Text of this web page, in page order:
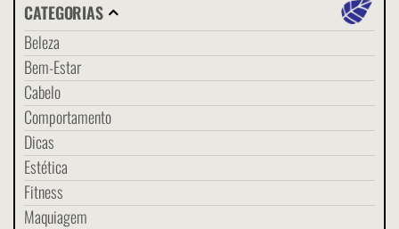
CATEGORIAS
Beleza
Bem-Estar
Cabelo
Comportamento
Dicas
Estética
Fitness
Maquiagem